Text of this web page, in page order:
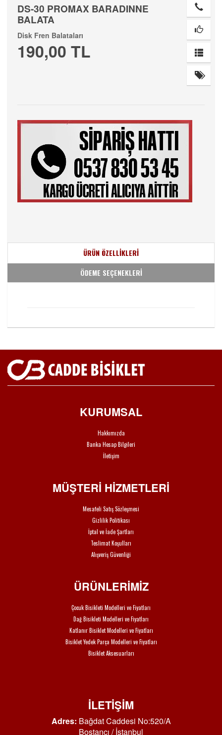
DS-30 PROMAX BARADINNE
BALATA
Disk Fren Balataları
190,00 TL
ÜRÜN ÖZELLİKLERİ
ÖDEME SEÇENEKLERİ
KURUMSAL
Hakkımızda
Banka Hesap Bilgileri
İletişim
MÜŞTERİ HİZMETLERİ
Mesafeli Satış Sözleşmesi
Gizlilik Politikası
İptal ve İade Şartları
Teslimat Koşulları
Alışveriş Güvenliği
ÜRÜNLERİMİZ
Çocuk Bisikleti Modelleri ve Fiyatları
Dağ Bisikleti Modelleri ve Fiyatları
Katlanır Bisiklet Modelleri ve Fiyatları
Bisiklet Yedek Parça Modelleri ve Fiyatları
Bisiklet Aksesuarları
İLETİŞİM
Adres: Bağdat Caddesi No:520/A
Bostancı / İstanbul